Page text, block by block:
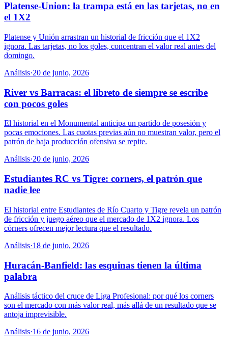
Platense-Union: la trampa está en las tarjetas, no en
el 1X2
Platense y Unión arrastran un historial de fricción que el 1X2
ignora. Las tarjetas, no los goles, concentran el valor real antes del
domingo.
Análisis·20 de junio, 2026
River vs Barracas: el libreto de siempre se escribe
con pocos goles
El historial en el Monumental anticipa un partido de posesión y
pocas emociones. Las cuotas previas aún no muestran valor, pero el
patrón de baja producción ofensiva se repite.
Análisis·20 de junio, 2026
Estudiantes RC vs Tigre: corners, el patrón que
nadie lee
El historial entre Estudiantes de Río Cuarto y Tigre revela un patrón
de fricción y juego aéreo que el mercado de 1X2 ignora. Los
córners ofrecen mejor lectura que el resultado.
Análisis·18 de junio, 2026
Huracán-Banfield: las esquinas tienen la última
palabra
Análisis táctico del cruce de Liga Profesional: por qué los corners
son el mercado con más valor real, más allá de un resultado que se
antoja imprevisible.
Análisis·16 de junio, 2026